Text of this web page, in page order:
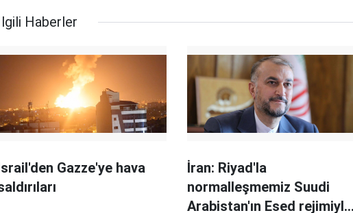
Haberler
Gazze'ye hava
İran: Riyad'la
normalleşmemiz Suudi
Arabistan'ın Esed rejimiyle